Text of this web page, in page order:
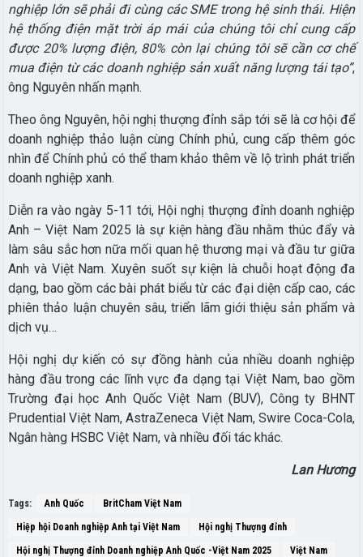
nghiệp lớn sẽ phải đi cùng các SME trong hệ sinh thái. Hiện
hệ thống điện mặt trời áp mái của chúng tôi chỉ cung cấp
được 20% lượng điện, 80% còn lại chúng tôi sẽ cần cơ chế
mua điện từ các doanh nghiệp sản xuất năng lượng tái tạo”,
ông Nguyên nhấn mạnh.
Theo ông Nguyên, hội nghị thượng đỉnh sắp tới sẽ là cơ hội để
doanh nghiệp thảo luận cùng Chính phủ, cung cấp thêm góc
nhìn để Chính phủ có thể tham khảo thêm về lộ trình phát triển
doanh nghiệp xanh.
Diễn ra vào ngày 5-11 tới, Hội nghị thượng đỉnh doanh nghiệp
Anh – Việt Nam 2025 là sự kiện hàng đầu nhằm thúc đẩy và
làm sâu sắc hơn nữa mối quan hệ thương mại và đầu tư giữa
Anh và Việt Nam. Xuyên suốt sự kiện là chuỗi hoạt động đa
dạng, bao gồm các bài phát biểu từ các đại diện cấp cao, các
phiên thảo luận chuyên sâu, triển lãm giới thiệu sản phẩm và
dịch vụ…
Hội nghị dự kiến có sự đồng hành của nhiều doanh nghiệp
hàng đầu trong các lĩnh vực đa dạng tại Việt Nam, bao gồm
Trường đại học Anh Quốc Việt Nam (BUV), Công ty BHNT
Prudential Việt Nam, AstraZeneca Việt Nam, Swire Coca-Cola,
Ngân hàng HSBC Việt Nam, và nhiều đối tác khác.
Lan Hương
Tags: Anh Quốc BritCham Việt Nam
Hiệp hội Doanh nghiệp Anh tại Việt Nam Hội nghị Thượng đỉnh
Hội nghị Thượng đỉnh Doanh nghiệp Anh Quốc -Việt Nam 2025 Việt Nam